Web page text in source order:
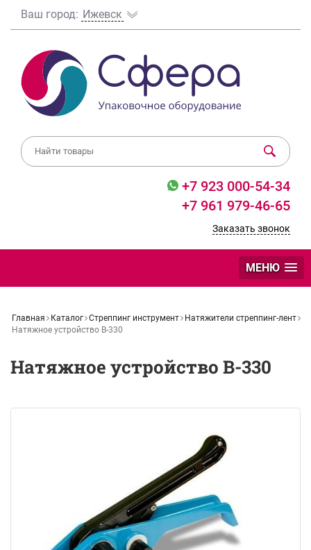
Ваш город: Ижевск
+7 923 000-54-34
+7 961 979-46-65
Заказать звонок
МЕНЮ
Главная Каталог Стреппинг инструмент
Натяжители стреппинг-лент
Натяжное устройство В-330
Натяжное устройство В-330